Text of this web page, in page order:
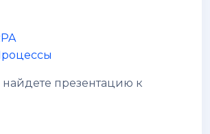
презентацию к